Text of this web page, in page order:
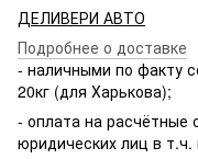
ДЕЛИВЕРИ АВТО
Подробнее о доставке
- наличными по факту
20кг (для Харькова);
- оплата на расчётные
юридических лиц в